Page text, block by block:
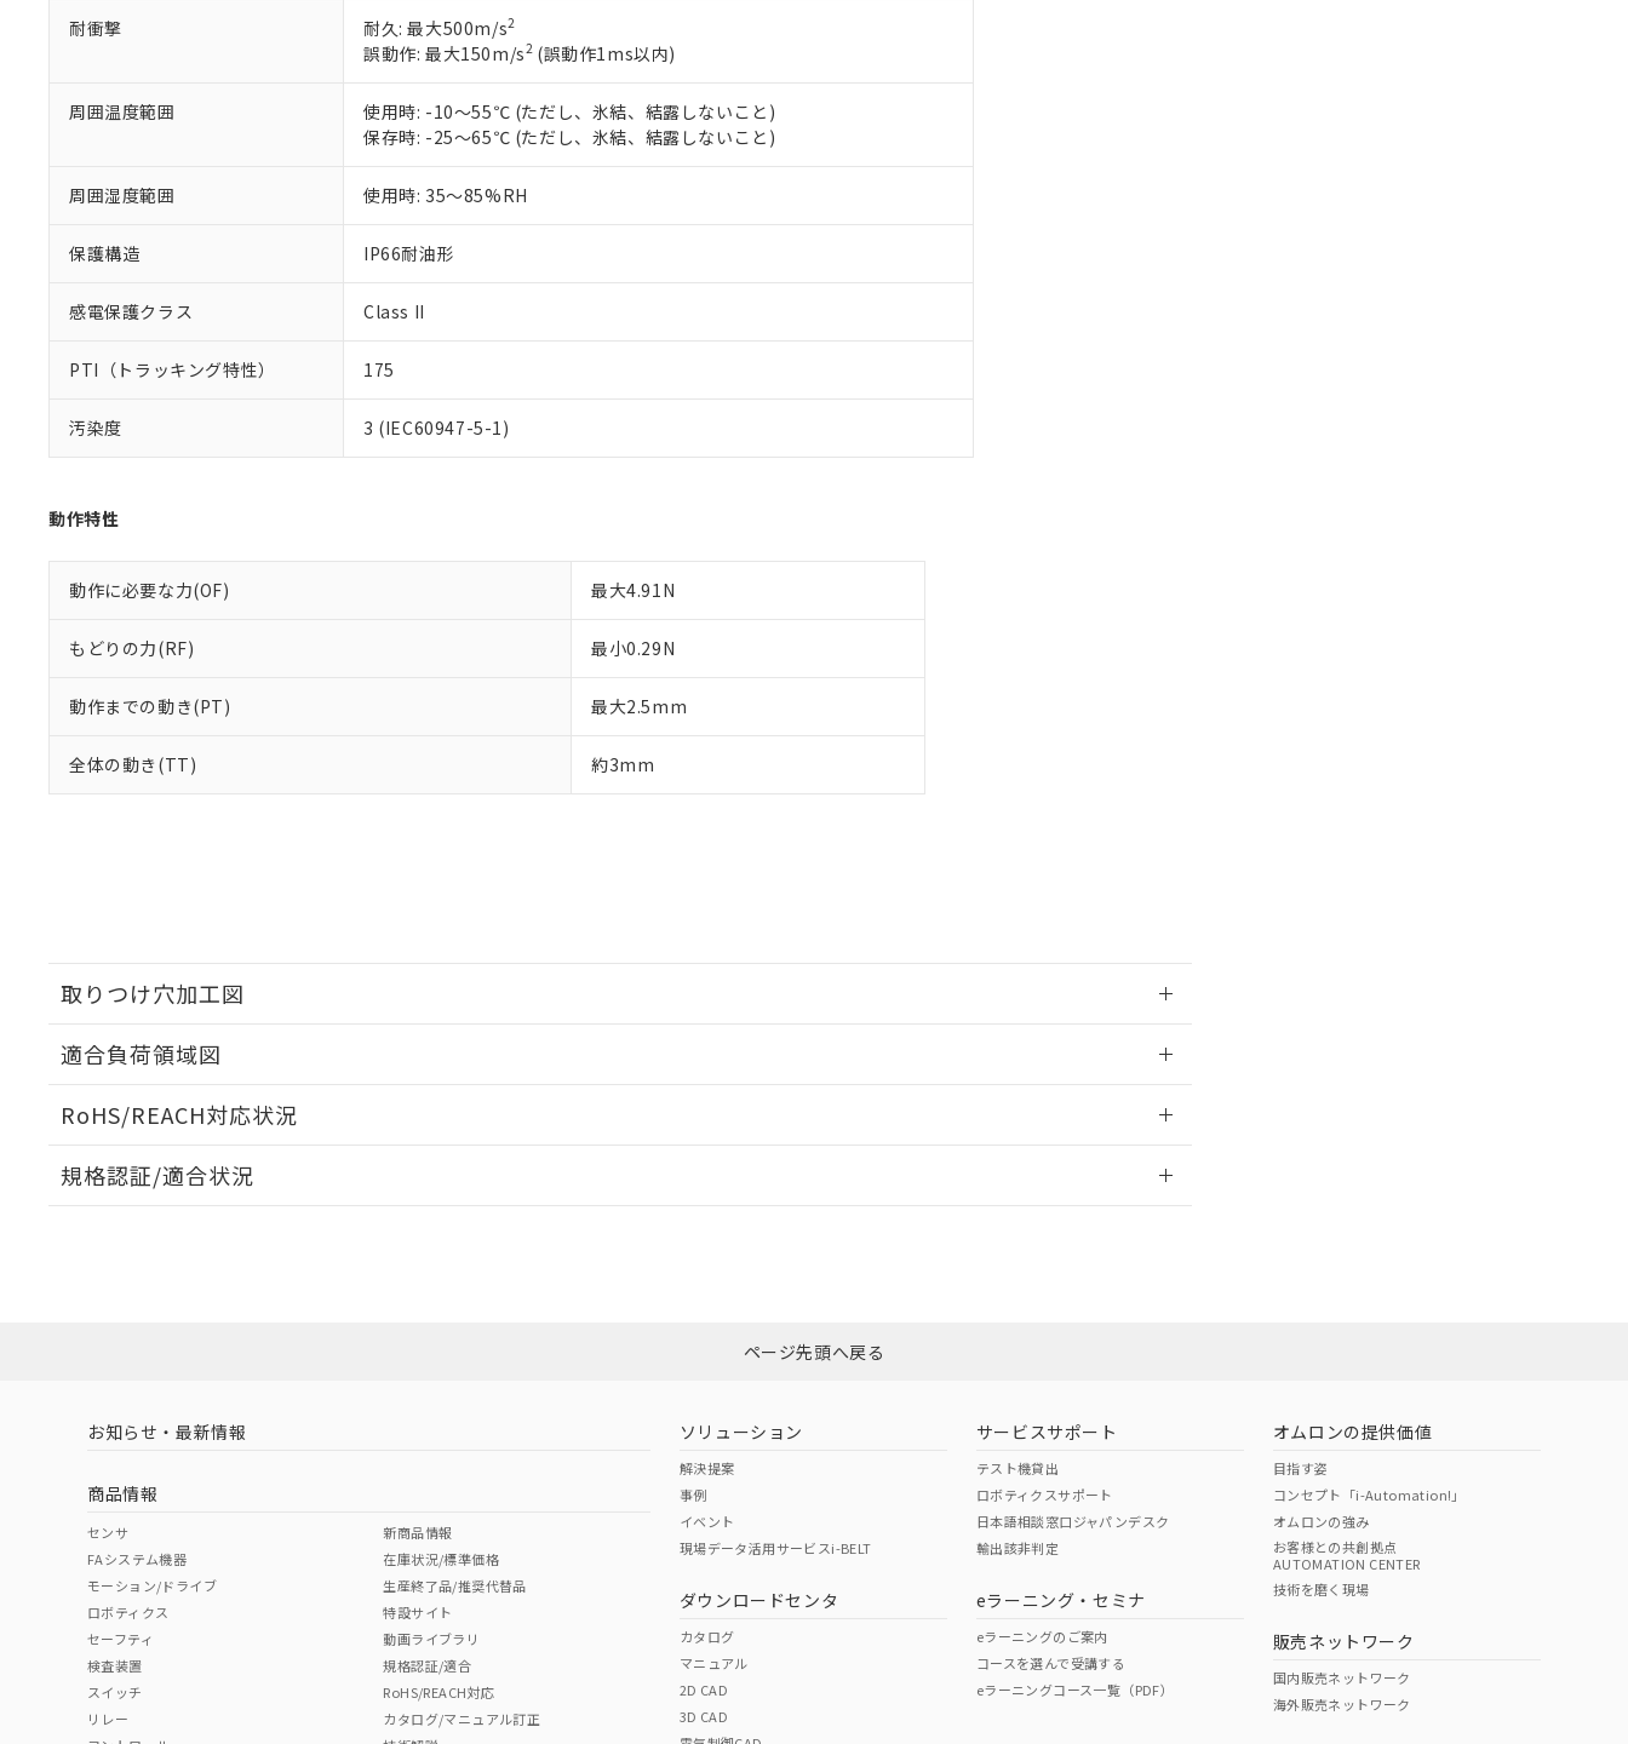
耐衝撃 耐久: 最大500m/s2
誤動作: 最大150m/s2(誤動作1ms以内)
周囲温度範囲
使用時: -10～55℃ (ただし、氷結、結露しないこと)
保存時: -25～65℃ (ただし、氷結、結露しないこと)
周囲湿度範囲 使用時: 35～85%RH
保護構造 IP66耐油形
感電保護クラス Class II
PTI（トラッキング特性） 175
汚染度 3 (IEC60947-5-1)
動作特性
動作に必要な力(OF) 最大4.91N
もどりの力(RF) 最小0.29N
動作までの動き(PT) 最大2.5mm
全体の動き(TT) 約3mm
取りつけ穴加工図
適合負荷領域図
RoHS/REACH対応状況
EU RoHS 注意事項・凡例
ダウンロードはこちら
中国 RoHS 注意事項・凡例
中国 RoHS表
Pb Hg Cr(VI)
O O
規格認証/適合状況
いる法人を指します。
EU RoHS指令（10物質）の非含有証明書
51物質の非含有証明書（当社基準）
※本証明書は発行日時点で非含有を証明するもので、過去に遡って非含有を証明するものではありません。
また、RoHS指令のフタル酸エステル類４物質の対応では、対応完了までの期間は出荷製品に未対応品が
混在することから備考欄に対応日を記載しておりました。
既に当社にて対応品への在庫切替を完了していることから、特段のことがない限り、2022年1月12日よ
り割愛しております。
ページ先頭へ戻る
お知らせ・最新情報
商品情報
センサ
FAシステム機器
モーション/ドライブ
ロボティクス
セーフティ
検査装置
スイッチ
リレー
新商品情報
在庫状況/標準価格
生産終了品/推奨代替品
特設サイト
動画ライブラリ
規格認証/適合
RoHS/REACH対応
カタログ/マニュアル訂正
ソリューション
解決提案
事例
イベント
現場データ活用サービスi-BELT
ダウンロードセンタ
カタログ
マニュアル
2D CAD
3D CAD
サービスサポート
テスト機貸出
ロボティクスサポート
日本語相談窓口ジャパンデスク
輸出該非判定
eラーニング・セミナ
eラーニングのご案内
コースを選んで受講する
eラーニングコース一覧（PDF）
オムロンの提供価値
目指す姿
コンセプト「i-Automation!」
オムロンの強み
お客様との共創拠点
AUTOMATION CENTER
技術を磨く現場
販売ネットワーク
国内販売ネットワーク
海外販売ネットワーク